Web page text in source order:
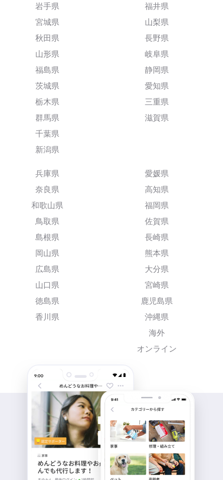
岩手県
宮城県
秋田県
山形県
福島県
茨城県
栃木県
群馬県
千葉県
新潟県
福井県
山梨県
長野県
岐阜県
静岡県
愛知県
三重県
滋賀県
兵庫県
奈良県
和歌山県
鳥取県
島根県
岡山県
広島県
山口県
徳島県
香川県
愛媛県
高知県
福岡県
佐賀県
長崎県
熊本県
大分県
宮崎県
鹿児島県
沖縄県
海外
オンライン